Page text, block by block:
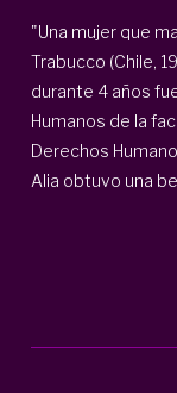
"Una mujer que
Trabucco (Chile,
durante 4 años
Humanos de la
Derechos
Alia obtuvo una